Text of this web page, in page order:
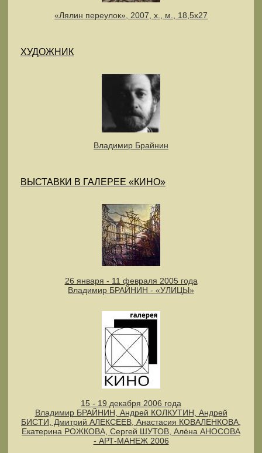
«Лялин переулок», 2007, х., м., 18,5х27
ХУДОЖНИК
Владимир Брайнин
ВЫСТАВКИ В ГАЛЕРЕЕ «КИНО»
26 января - 11 февраля 2005 года
Владимир БРАЙНИН - «УЛИЦЫ»
15 - 19 декабря 2006 года
Владимир БРАЙНИН, Андрей КОЛКУТИН, Андрей
БИСТИ, Дмитрий АЛЕКСЕЕВ, Анастасия КОВАЛЕНКОВА,
Екатерина РОЖКОВА, Сергей ШУТОВ, Алёна АНОСОВА
- АРТ-МАНЕЖ 2006